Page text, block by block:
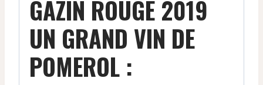
GAZIN ROUGE 2019
UN GRAND VIN DE
POMEROL :